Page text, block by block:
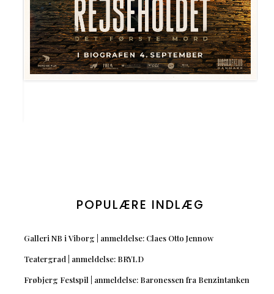
POPULÆRE INDLÆG
Galleri NB i Viborg | anmeldelse: Claes Otto Jennow
Teatergrad | anmeldelse: BRYLD
Frøbjerg Festspil | anmeldelse: Baronessen fra Benzintanken